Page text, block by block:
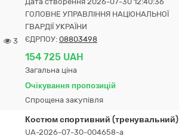
3
ГОЛОВНЕ УПРАВЛІННЯ НАЦІОНАЛЬНОЇ
ГВАРДІЇ УКРАЇНИ
ЄДРПОУ: 08803498
154 725 UAH
Загальна ціна
Очікування пропозицій
Спрощена закупівля
Костюм спортивний (тренувальний)
UA-2026-07-30-004658-a